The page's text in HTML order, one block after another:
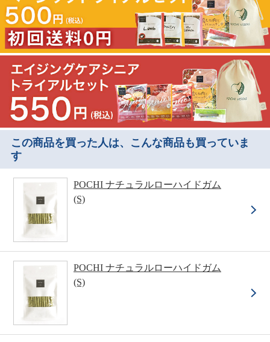
この商品を買った人は、こんな商品も買っていま
す
POCHI ナチュラルローハイドガム
(S)
POCHI ナチュラルローハイドガム
(S)